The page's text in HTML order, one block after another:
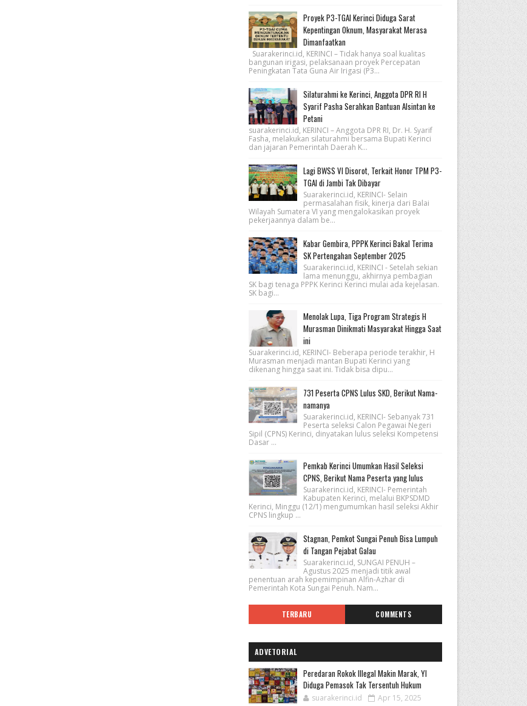
Proyek P3-TGAI Kerinci Diduga Sarat
Kepentingan Oknum, Masyarakat Merasa
Dimanfaatkan
Suarakerinci.id, KERINCI – Tidak hanya soal kualitas
bangunan irigasi, pelaksanaan proyek Percepatan
Peningkatan Tata Guna Air Irigasi (P3...
Silaturahmi ke Kerinci, Anggota DPR RI H
Syarif Pasha Serahkan Bantuan Alsintan ke
Petani
suarakerinci.id, KERINCI – Anggota DPR RI, Dr. H. Syarif
Fasha, melakukan silaturahmi bersama Bupati Kerinci
dan jajaran Pemerintah Daerah K...
Lagi BWSS VI Disorot, Terkait Honor TPM P3-
TGAI di Jambi Tak Dibayar
Suarakerinci.id, KERINCI- Selain
permasalahan fisik, kinerja dari Balai
Wilayah Sumatera VI yang mengalokasikan proyek
pekerjaannya dalam be...
Kabar Gembira, PPPK Kerinci Bakal Terima
SK Pertengahan September 2025
Suarakerinci.id, KERINCI - Setelah sekian
lama menunggu, akhirnya pembagian
SK bagi tenaga PPPK Kerinci Kerinci mulai ada kejelasan.
SK bagi...
Menolak Lupa, Tiga Program Strategis H
Murasman Dinikmati Masyarakat Hingga Saat
ini
Suarakerinci.id, KERINCI- Beberapa periode terakhir, H
Murasman menjadi mantan Bupati Kerinci yang
dikenang hingga saat ini. Tidak bisa dipu...
731 Peserta CPNS Lulus SKD, Berikut Nama-
namanya
Suarakerinci.id, KERINCI- Sebanyak 731
Peserta seleksi Calon Pegawai Negeri
Sipil (CPNS) Kerinci, dinyatakan lulus seleksi Kompetensi
Dasar ...
Pemkab Kerinci Umumkan Hasil Seleksi
CPNS, Berikut Nama Peserta yang lulus
Suarakerinci.id, KERINCI- Pemerintah
Kabupaten Kerinci, melalui BKPSDMD
Kerinci, Minggu (12/1) mengumumkan hasil seleksi Akhir
CPNS lingkup ...
Stagnan, Pemkot Sungai Penuh Bisa Lumpuh
di Tangan Pejabat Galau
Suarakerinci.id, SUNGAI PENUH –
Agustus 2025 menjadi titik awal
penentuan arah kepemimpinan Alfin-Azhar di
Pemerintah Kota Sungai Penuh. Nam...
TERBARU COMMENTS
ADVETORIAL
Peredaran Rokok Illegal Makin Marak, YI
Diduga Pemasok Tak Tersentuh Hukum
suarakerinci.id Apr 15, 2025